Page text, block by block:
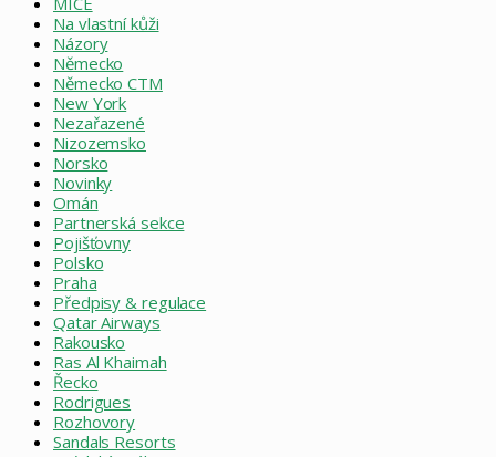
Na vlastní kůži
Názory
Německo
Německo CTM
New York
Nezařazené
Nizozemsko
Norsko
Novinky
Omán
Partnerská sekce
Pojišťovny
Polsko
Praha
Předpisy & regulace
Qatar Airways
Rakousko
Ras Al Khaimah
Řecko
Rodrigues
Rozhovory
Sandals Resorts